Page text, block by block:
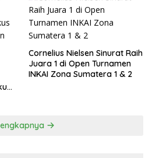
Cornelius Nielsen Sinurat Raih
Juara 1 di Open Turnamen
INKAI Zona Sumatera 1 & 2